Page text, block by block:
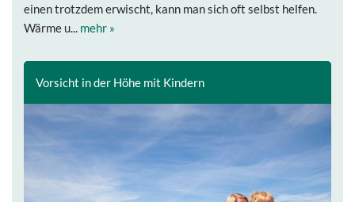
einen trotzdem erwischt, kann man sich oft selbst helfen.
Wärme u... mehr »
Vorsicht in der Höhe mit Kindern